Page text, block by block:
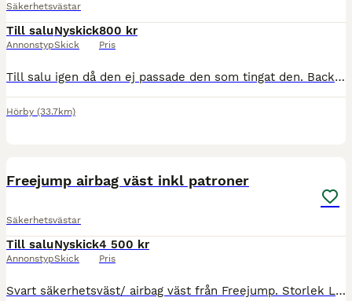
Säkerhetsvästar
Till salu
Annonstyp
Nyskick
Skick
800 kr
Pris
Till salu igen då den ej passade den som tingat den. Back on track luft väst strl M , se bild för storlekstabell och mått. Passat mig bra som är 180 lång & har mellan 34-36 i kläder. Väldigt ställbar
Hörby (33.7km)
Freejump airbag väst inkl patroner
Säkerhetsvästar
Till salu
Annonstyp
Nyskick
Skick
4 500 kr
Pris
Svart säkerhetsväst/ airbag väst från Freejump. Storlek L (passar mig som normalt har M i kläder). Inköpt sommaren 2025 och använt väldigt sparsamt under ett par månader. Nyskick. Medföljer 5st extr